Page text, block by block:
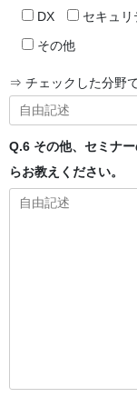
DX セキュリ
その他
⇒ チェックした分野
Q.6 その他、セミナ
らお教えください。